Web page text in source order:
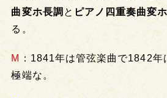
曲変ホ長調 と ピアノ四重奏曲変
る。
M
：1841年は管弦楽曲で1842年
極端な。